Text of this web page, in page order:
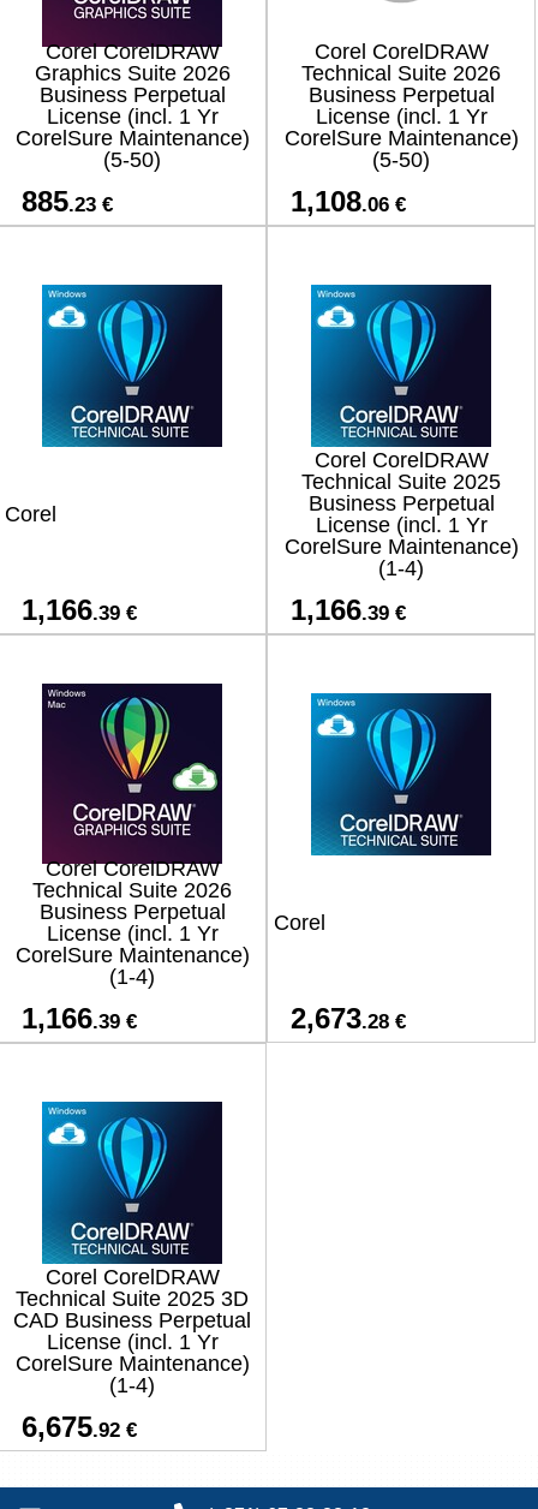
Corel CorelDRAW
Graphics Suite 2026
Business Perpetual
License (incl. 1 Yr
CorelSure Maintenance)
(5-50)
885.23 €
Corel CorelDRAW
Technical Suite 2026
Business Perpetual
License (incl. 1 Yr
CorelSure Maintenance)
(5-50)
1,108.06 €
Corel
1,166.39 €
Corel CorelDRAW
Technical Suite 2025
Business Perpetual
License (incl. 1 Yr
CorelSure Maintenance)
(1-4)
1,166.39 €
Corel CorelDRAW
Technical Suite 2026
Business Perpetual
License (incl. 1 Yr
CorelSure Maintenance)
(1-4)
1,166.39 €
Corel
2,673.28 €
Corel CorelDRAW
Technical Suite 2025 3D
CAD Business Perpetual
License (incl. 1 Yr
CorelSure Maintenance)
(1-4)
6,675.92 €